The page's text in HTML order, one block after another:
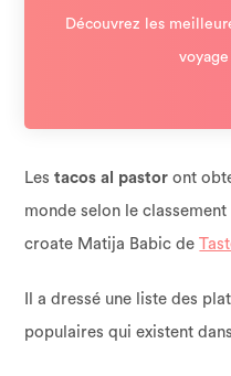
Lestacos al pastor ont
monde selon le
croate Matija Babic de
Il a dressé une liste des
populaires qui existent
Découvrez les